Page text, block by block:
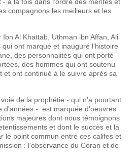
compagnons les meilleurs et les
Al Khattab, Uthman ibn Affan, Ali
ont marqué et inauguré l'histoire
des personnalités qui ont porté
des hommes qui ont soutenu
et ont continué à le suivre après sa
de la prophétie - qui n'a pourtant
d'années - est marquée d'oeuvres
majeures dont nous témoignons
et dont le succès et la
le point commun entre ces califes et
: l'observance du Coran et de